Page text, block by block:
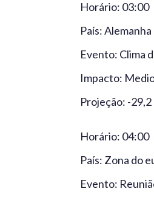
Horário: 03:00
País: Alemanha
Evento: Clima
Impacto:
Projeção: -29,2
Horário: 04:00
País: Zona do
Evento: